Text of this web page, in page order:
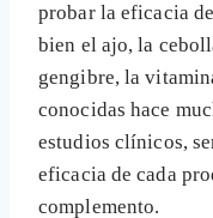
probar la eficacia
bien el ajo, la
gengibre, la
conocidas hace
estudios clínicos,
eficacia de cada
complemento.